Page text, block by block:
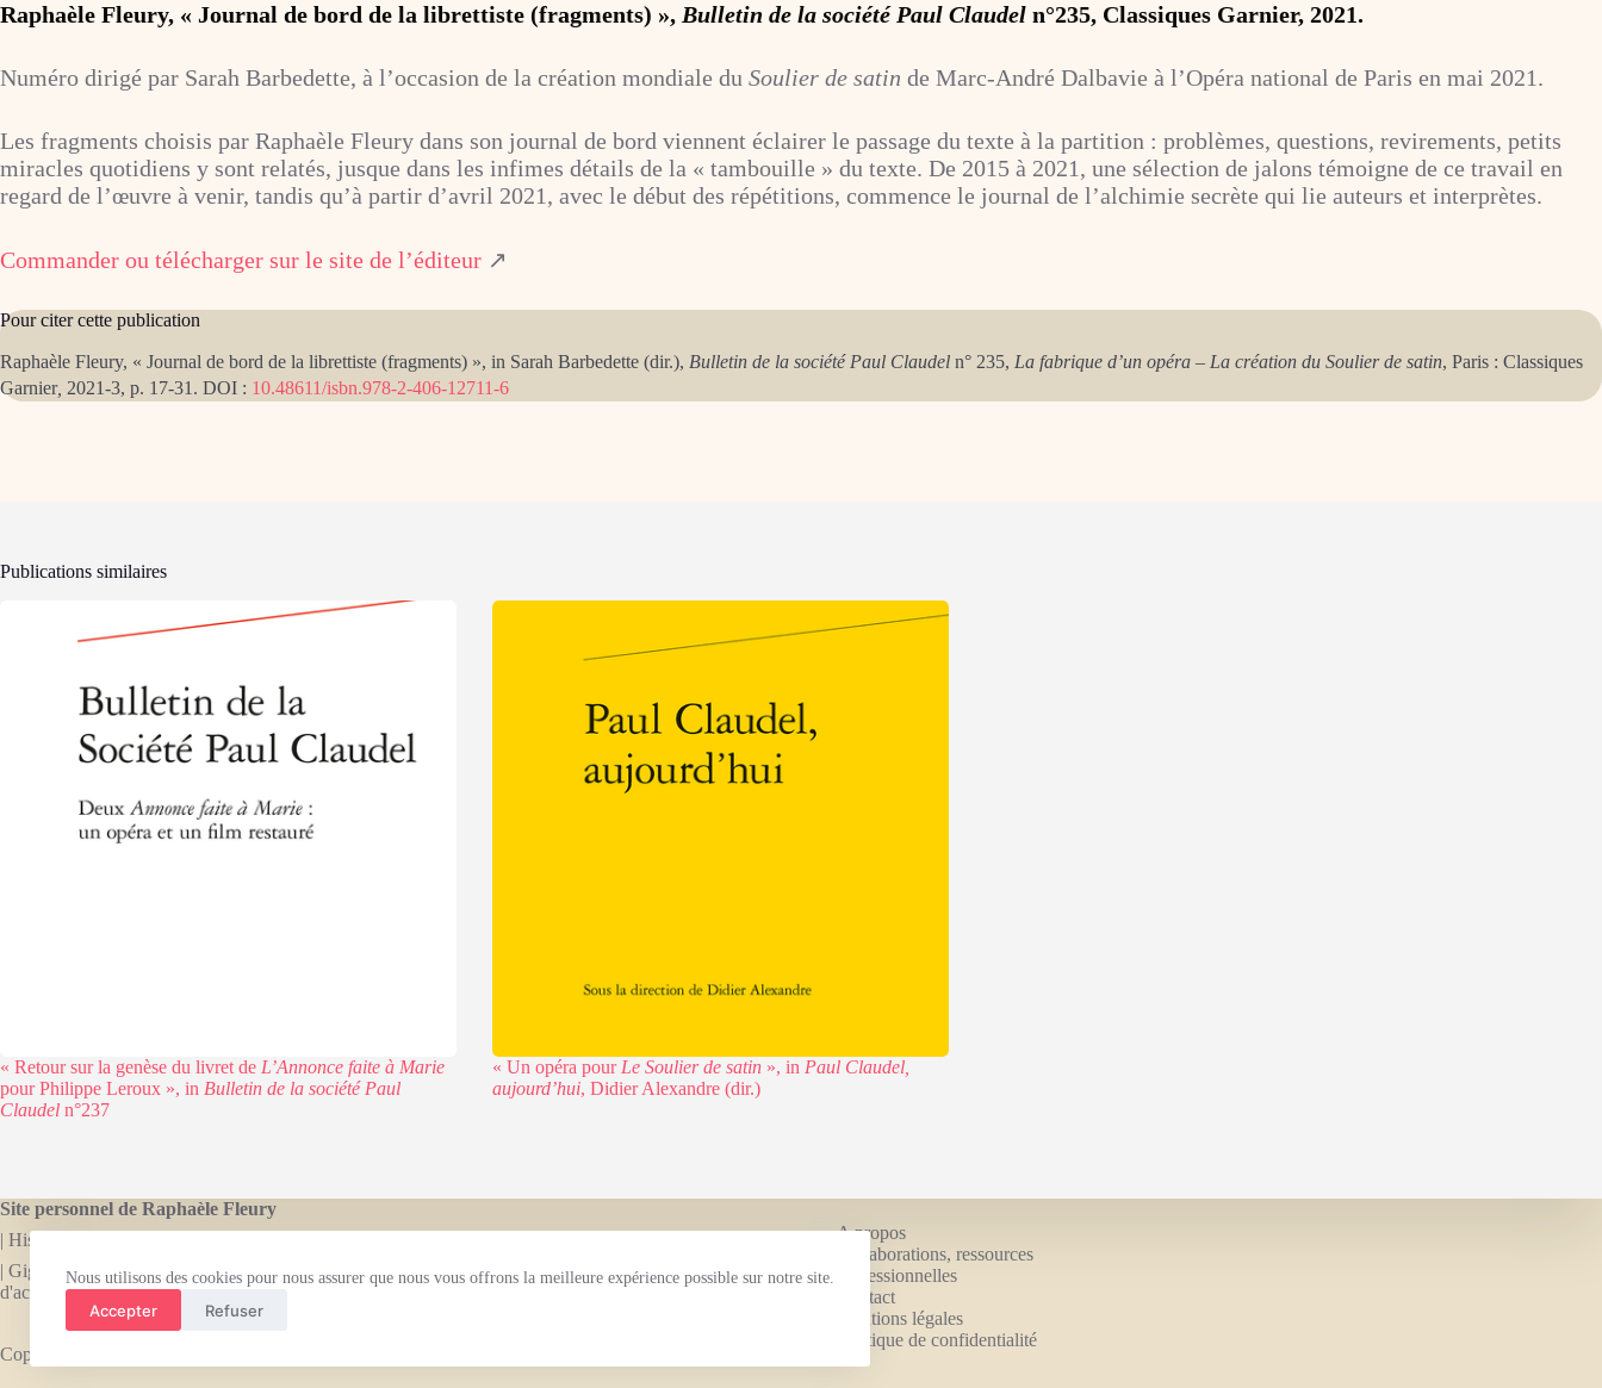
Nous utilisons des cookies pour nous assurer que nous vous offrons la meilleure expérience possible sur notre site.
Accepter Refuser
Raphaèle Fleury, « Journal de bord de la librettiste (fragments) », Bulletin de la société Paul Claudel n°235, Classiques Garnier, 2021.
Numéro dirigé par Sarah Barbedette, à l’occasion de la création mondiale du Soulier de satin de Marc-André Dalbavie à l’Opéra national de Paris en mai 2021.
Les fragments choisis par Raphaèle Fleury dans son journal de bord viennent éclairer le passage du texte à la partition : problèmes, questions, revirements, petits
miracles quotidiens y sont relatés, jusque dans les infimes détails de la « tambouille » du texte. De 2015 à 2021, une sélection de jalons témoigne de ce travail en
regard de l’œuvre à venir, tandis qu’à partir d’avril 2021, avec le début des répétitions, commence le journal de l’alchimie secrète qui lie auteurs et interprètes.
Commander ou télécharger sur le site de l’éditeur ↗
Pour citer cette publication
Raphaèle Fleury, « Journal de bord de la librettiste (fragments) », in Sarah Barbedette (dir.), Bulletin de la société Paul Claudel n° 235, La fabrique d’un opéra – La création du Soulier de satin, Paris : Classiques
Garnier, 2021-3, p. 17-31. DOI : 10.48611/isbn.978-2-406-12711-6
Publications similaires
« Retour sur la genèse du livret de L’Annonce faite à Marie
pour Philippe Leroux », in Bulletin de la société Paul
Claudel n°237
« Un opéra pour Le Soulier de satin », in Paul Claudel,
aujourd’hui, Didier Alexandre (dir.)
Site personnel de Raphaèle Fleury
| Historienne de la marionnette, dramaturge, librettiste.
| Gigogne est le nom sous lequel Raphaèle Fleury développe son activité de conseil et
d'accompagnement de projets scientifiques et culturels.
Copyright © Raphaèle Fleury 2026. Thème WordPress par
A propos
Collaborations, ressources
professionnelles
Contact
Mentions légales
Politique de confidentialité